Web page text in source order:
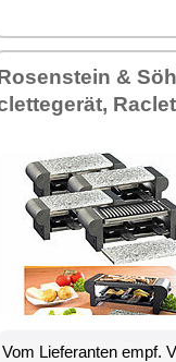
&
Vom Lie­fe­ran­ten empf.